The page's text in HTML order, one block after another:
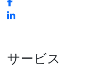
サービス